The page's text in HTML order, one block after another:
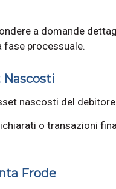
a domande
processuale.
Nascosti
nascosti del
o transazioni
Frode